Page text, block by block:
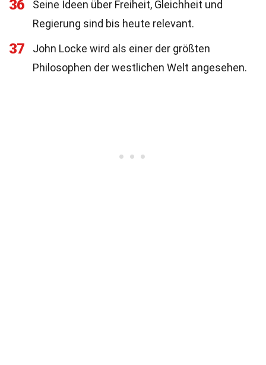
36
Seine Ideen über Freiheit, Gleichheit und
Regierung sind bis heute relevant.
37
John Locke wird als einer der größten
Philosophen der westlichen Welt angesehen.